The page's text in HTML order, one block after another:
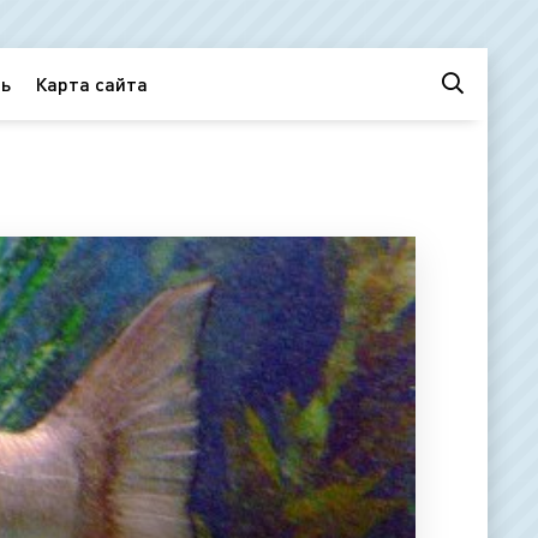
Карта сайта